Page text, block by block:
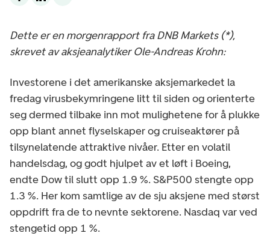
Dette er en morgenrapport fra DNB Markets (*),
skrevet av aksjeanalytiker Ole-Andreas Krohn:
Investorene i det amerikanske aksjemarkedet la
fredag virusbekymringene litt til siden og orienterte
seg dermed tilbake inn mot mulighetene for å plukke
opp blant annet flyselskaper og cruiseaktører på
tilsynelatende attraktive nivåer. Etter en volatil
handelsdag, og godt hjulpet av et løft i Boeing,
endte Dow til slutt opp 1.9 %. S&P500 stengte opp
1.3 %. Her kom samtlige av de sju aksjene med størst
oppdrift fra de to nevnte sektorene. Nasdaq var ved
stengetid opp 1 %.